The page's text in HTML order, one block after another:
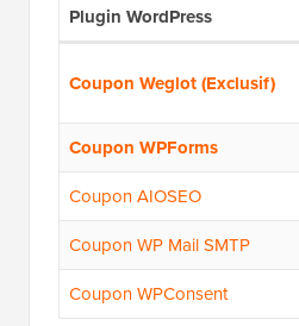
Plugin WordPress
Coupon Weglot (Exclusif)
Coupon WPForms
Coupon AIOSEO
Coupon WP Mail SMTP
Coupon WPConsent